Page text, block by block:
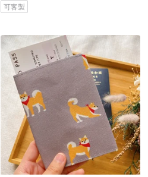
可客製